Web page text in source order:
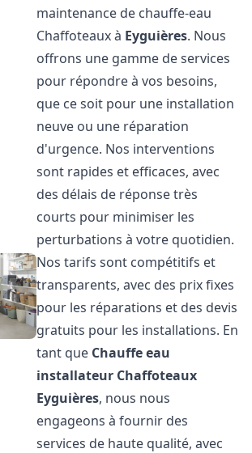
maintenance de chauffe-eau
Chaffoteaux à Eyguières. Nous
offrons une gamme de services
pour répondre à vos besoins,
que ce soit pour une installation
neuve ou une réparation
d'urgence. Nos interventions
sont rapides et efficaces, avec
des délais de réponse très
courts pour minimiser les
perturbations à votre quotidien.
Nos tarifs sont compétitifs et
transparents, avec des prix fixes
pour les réparations et des devis
gratuits pour les installations. En
tant que Chauffe eau
installateur Chaffoteaux
Eyguières, nous nous
engageons à fournir des
services de haute qualité, avec